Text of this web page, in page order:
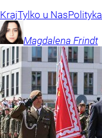
KrajTylko u NasPolityka
Magdalena Frindt